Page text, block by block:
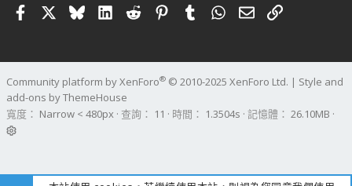
FacebookBlueskyLinkedIn
RedditPinterestTumblrWhatsApp
電子郵件
連結
Community platform by XenForo® © 2010-2025 XenForo Ltd. | Style and
add-ons by ThemeHouse
寬度
查詢 11 時間 1.3504s 記憶體 26.10MB